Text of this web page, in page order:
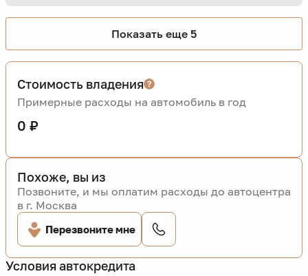
Показать еще 5
Условия автокредита
Стоимость владения
Примерные расходы на автомобиль в год
0 ₽
Похоже, вы из
Позвоните, и мы оплатим расходы до автоцентра
в г. Москва
Перезвоните мне